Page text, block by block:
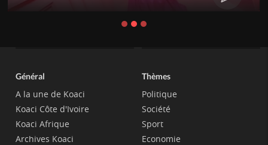
Général
A la une de Koaci
Koaci Côte d'Ivoire
Koaci Afrique
Archives Koaci
Thèmes
Politique
Société
Sport
Economie